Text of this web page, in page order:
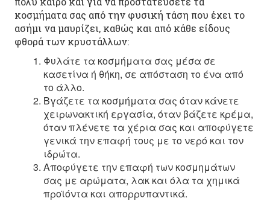
κοσμήματα σας από την φυσική τάση που έχει το
ασήμι να μαυρίζει, καθώς και από κάθε είδους
φθορά των κρυστάλλων:
Φυλάτε τα κοσμήματα σας μέσα σε
κασετίνα ή θήκη, σε απόσταση το ένα από
το άλλο.
Βγάζετε τα κοσμήματα σας όταν κάνετε
χειρωνακτική εργασία, όταν βάζετε κρέμα,
όταν πλένετε τα χέρια σας και αποφύγετε
γενικά την επαφή τους με το νερό και τον
ιδρώτα.
Αποφύγετε την επαφή των κοσμημάτων
σας με αρώματα, λακ και όλα τα χημικά
προϊόντα και απορρυπαντικά.